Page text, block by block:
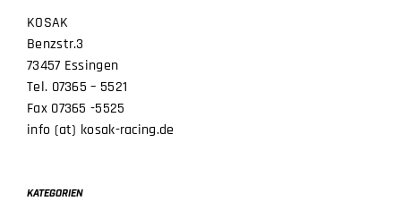
KOSAK
Benzstr.3
73457 Essingen
Tel. 07365 – 5521